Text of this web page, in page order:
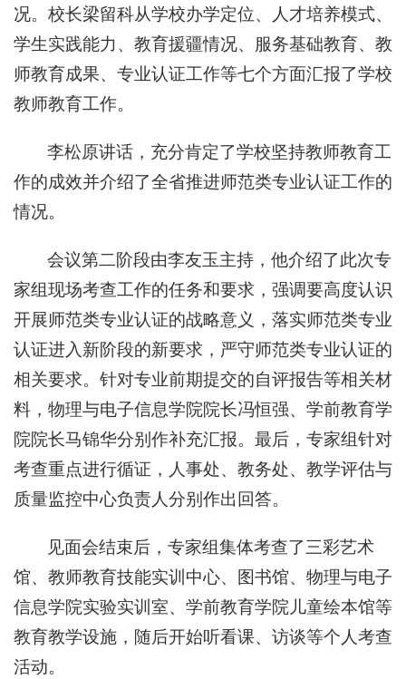
况。校长梁留科从学校办学定位、人才培养模式、
学生实践能力、教育援疆情况、服务基础教育、教
师教育成果、专业认证工作等七个方面汇报了学校
教师教育工作。
李松原讲话，充分肯定了学校坚持教师教育工
作的成效并介绍了全省推进师范类专业认证工作的
情况。
会议第二阶段由李友玉主持，他介绍了此次专
家组现场考查工作的任务和要求，强调要高度认识
开展师范类专业认证的战略意义，落实师范类专业
认证进入新阶段的新要求，严守师范类专业认证的
相关要求。针对专业前期提交的自评报告等相关材
料，物理与电子信息学院院长冯恒强、学前教育学
院院长马锦华分别作补充汇报。最后，专家组针对
考查重点进行循证，人事处、教务处、教学评估与
质量监控中心负责人分别作出回答。
见面会结束后，专家组集体考查了三彩艺术
馆、教师教育技能实训中心、图书馆、物理与电子
信息学院实验实训室、学前教育学院儿童绘本馆等
教育教学设施，随后开始听看课、访谈等个人考查
活动。